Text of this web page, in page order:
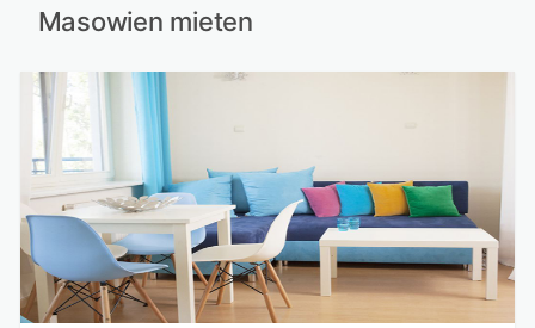
Masowien mieten